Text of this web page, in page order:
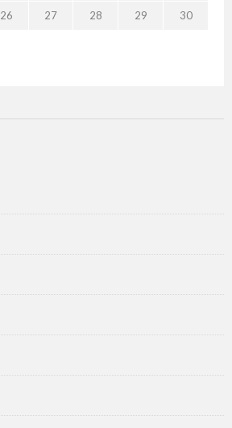
26 27 28 29 30